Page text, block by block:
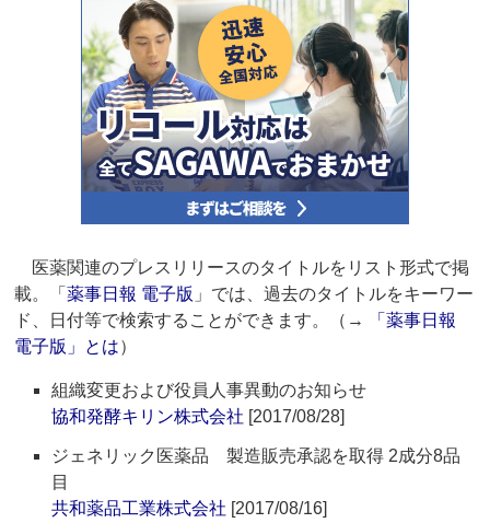
医薬関連のプレスリリースのタイトルをリスト形式で掲
載。「薬事日報 電子版 」では、過去のタイトルをキーワー
ド、日付等で検索することができます。（→
「薬事日報
電子版」とは）
組織変更および役員人事異動のお知らせ
協和発酵キリン株式会社 [2017/08/28]
ジェネリック医薬品 製造販売承認を取得 2成分8品
目
共和薬品工業株式会社 [2017/08/16]